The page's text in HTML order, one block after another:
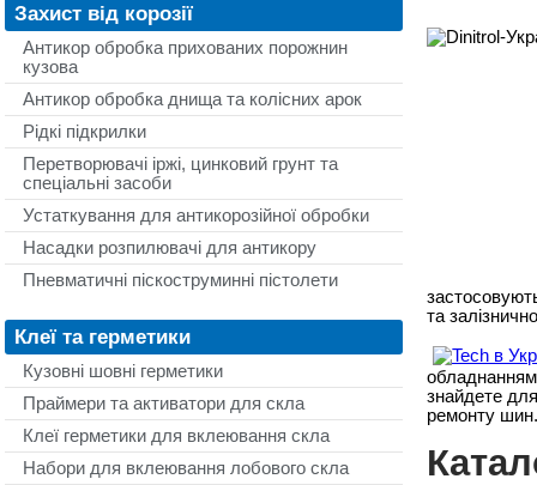
Захист від корозії
Антикор обробка прихованих порожнин
кузова
Антикор обробка днища та колісних арок
Рідкі підкрилки
Перетворювачі іржі, цинковий грунт та
спеціальні засоби
Устаткування для антикорозійної обробки
Насадки розпилювачі для антикору
Пневматичні піскоструминні пістолети
Клеї та герметики
Кузовні шовні герметики
Праймери та активатори для скла
Клеї герметики для вклеювання скла
Набори для вклеювання лобового скла
та
знайдете
ремонту шин.